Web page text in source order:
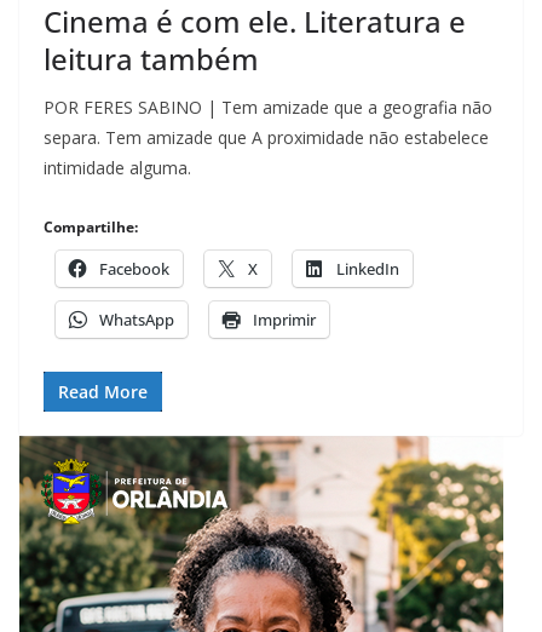
Cinema é com ele. Literatura e
leitura também
POR FERES SABINO | Tem amizade que a geografia não
separa. Tem amizade que A proximidade não estabelece
intimidade alguma.
Compartilhe:
Facebook X LinkedIn
WhatsApp Imprimir
Read More